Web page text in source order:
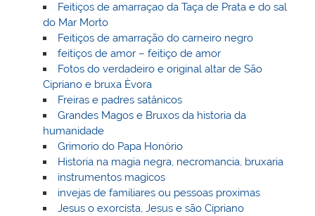
Feitiços de amarraçao da Taça de Prata e do sal
do Mar Morto
Feitiços de amarração do carneiro negro
feitiços de amor – feitiço de amor
Fotos do verdadeiro e original altar de São
Cipriano e bruxa Èvora
Freiras e padres satânicos
Grandes Magos e Bruxos da historia da
humanidade
Grimorio do Papa Honório
Historia na magia negra, necromancia, bruxaria
instrumentos magicos
invejas de familiares ou pessoas proximas
Jesus o exorcista, Jesus e são Cipriano